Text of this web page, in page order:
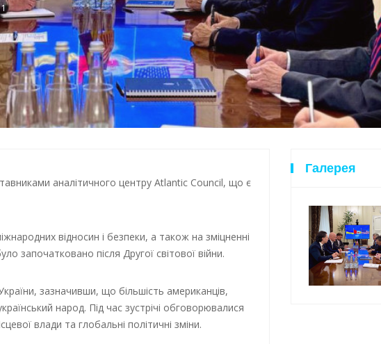
аналітичного центру Atlantic Council, що є
відносин і безпеки, а також на зміцненні
започатковано після Другої світової війни.
зазначивши, що більшість американців,
народ. Під час зустрічі обговорювалися
влади та глобальні політичні зміни.
Галерея